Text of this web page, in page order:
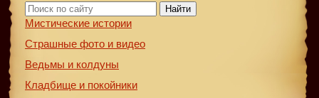
Найти
Мистические истории
Страшные фото и видео
Ведьмы и колдуны
Кладбище и покойники